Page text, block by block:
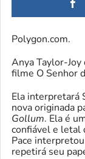
Polygon.com.
Anya Taylor-
filme O Senhor
Ela interpretará
nova originada
Gollum. Ela é
confiável e letal
Pace
repetirá seu